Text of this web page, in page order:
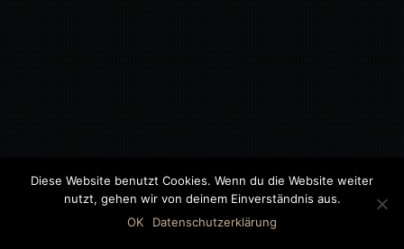
©2018 MWB – MOTORWAGEN BERNAU GMBH
Diese Website benutzt Cookies. Wenn du die Website weiter
nutzt, gehen wir von deinem Einverständnis aus.
OK
Datenschutzerklärung